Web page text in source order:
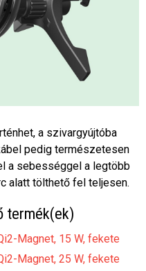
a szivargyújtóba
pedig természetesen
a sebességgel a legtöbb
alatt tölthető fel teljesen.
termék(ek)
Magnet, 15 W, fekete
Magnet, 25 W, fekete